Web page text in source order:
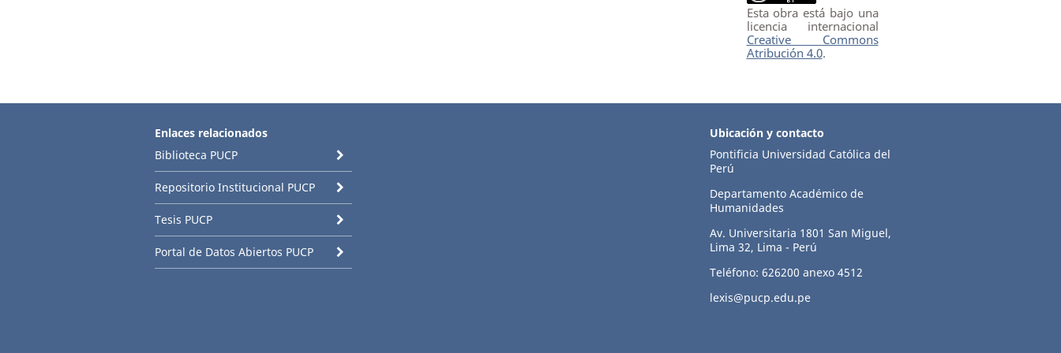
Esta obra está bajo una
licencia internacional
Creative Commons
Atribución 4.0.
Enlaces relacionados
Biblioteca PUCP
Repositorio Institucional PUCP
Tesis PUCP
Portal de Datos Abiertos PUCP
Ubicación y contacto
Pontificia Universidad Católica del
Perú
Departamento Académico de
Humanidades
Av. Universitaria 1801 San Miguel,
Lima 32, Lima - Perú
Teléfono: 626200 anexo 4512
lexis@pucp.edu.pe